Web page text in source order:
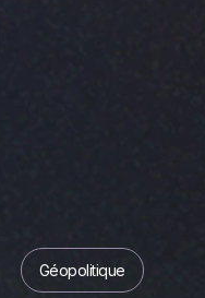
Géopolitique